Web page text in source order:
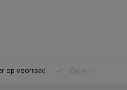
op voorraad Op werkdagen